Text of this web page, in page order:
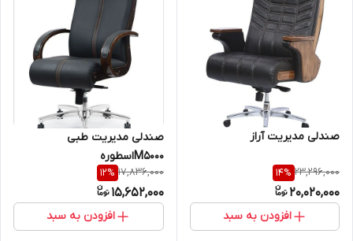
صندلی مدیریت آراز
23,296,000
14%
20,020,000
افزودن به سبد
صندلی مدیریت طبی
M5000اسطوره
17,836,000
12%
15,652,000
افزودن به سبد